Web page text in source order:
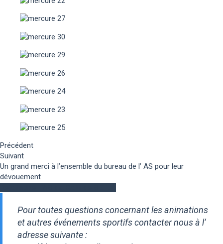
Précédent
Suivant
Un grand merci à l’ensemble du bureau de l’ AS pour leur
dévouement
Pour toutes questions concernant les animations
et autres événements sportifs contacter nous à l’
adresse suivante :